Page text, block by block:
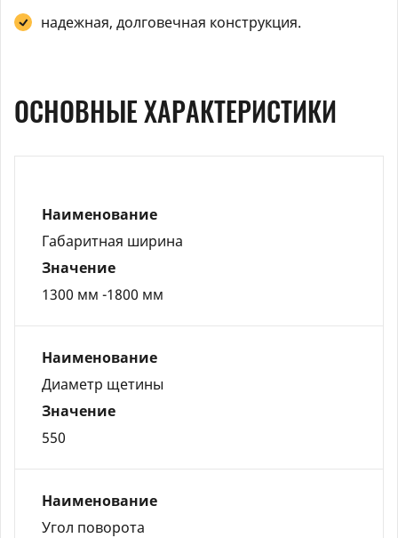
надежная, долговечная конструкция.
ОСНОВНЫЕ ХАРАКТЕРИСТИКИ
Наименование
Габаритная ширина
Значение
1300 мм -1800 мм
Наименование
Диаметр щетины
Значение
550
Наименование
Угол поворота